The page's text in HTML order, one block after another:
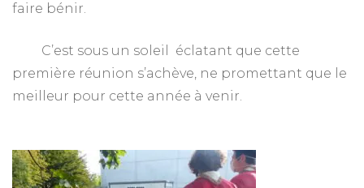
faire bénir.
C’est sous un soleil éclatant que cette
première réunion s’achève, ne promettant que le
meilleur pour cette année à venir.